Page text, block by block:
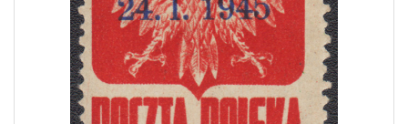
Contact